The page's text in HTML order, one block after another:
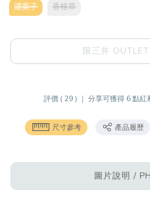
濃栗子 香根草
限三井
評價 ( 29 ) ｜分享可獲得 6 點
尺寸參考 產品履歷
圖片說明 /